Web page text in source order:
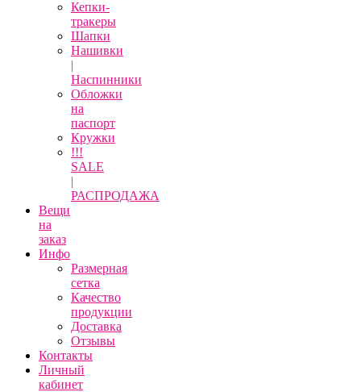
Кепки-
тракеры
Шапки
Нашивки
|
Наспинники
Обложки
на
паспорт
Кружки
!!!
SALE
|
РАСПРОДАЖА
Вещи
на
заказ
Инфо
Размерная
сетка
Качество
продукции
Доставка
Отзывы
Контакты
Личный
кабинет